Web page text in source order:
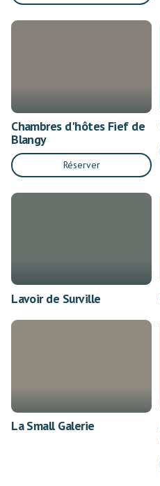
Chambres d'hôtes Fief de
Blangy
Réserver
Lavoir de Surville
La Small Galerie